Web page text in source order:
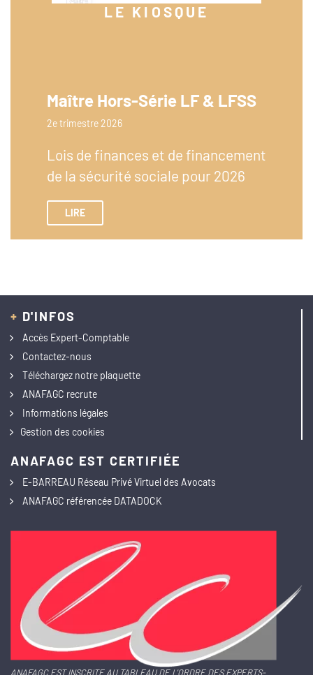
LE KIOSQUE
Maître Hors-Série LF & LFSS
2e trimestre 2026
Lois de finances et de financement
de la sécurité sociale pour 2026
LIRE
+ D'INFOS
Accès Expert-Comptable
Contactez-nous
Téléchargez notre plaquette
ANAFAGC recrute
Informations légales
Gestion des cookies
ANAFAGC EST CERTIFIÉE
E-BARREAU Réseau Privé Virtuel des Avocats
ANAFAGC référencée DATADOCK
ANAFAGC EST INSCRITE AU TABLEAU DE L'ORDRE DES EXPERTS-